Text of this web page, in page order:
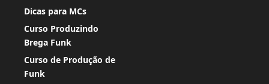
Dicas para MCs
Curso Produzindo
Brega Funk
Curso de Produção de
Funk